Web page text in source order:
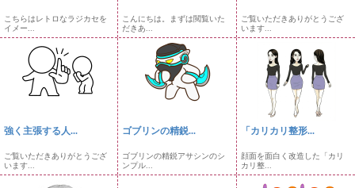
こちらはレトロなラジカセを
イメー...
こんにちは。まずは閲覧いた
だきあ...
ご覧いただきありがとうござ
います...
強く主張する人...
ご覧いただきありがとうござ
います...
ゴブリンの精鋭...
ゴブリンの精鋭アサシンのシ
ンプル...
「カリカリ整形...
顔面を面白く改造した「カリ
カリ整...